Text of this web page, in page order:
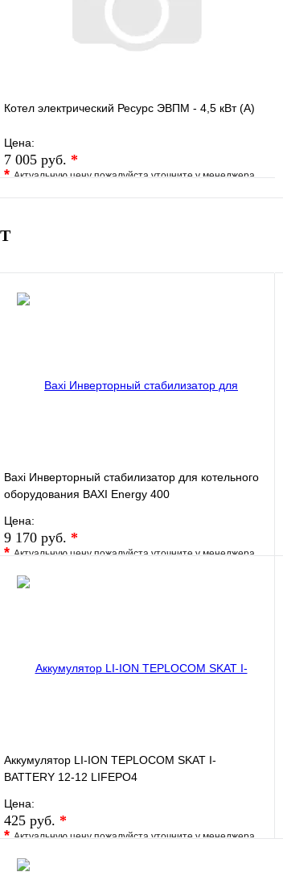
Котел электрический Ресурс ЭВПМ - 4,5 кВт (А)
Цена:
7 005 руб. *
*Актуальную цену пожалуйста уточните у менеджера
В избранное Сравнение
В корзину
Baxi Инверторный стабилизатор для котельного
оборудования BAXI Energy 400
Цена:
9 170 руб. *
*Актуальную цену пожалуйста уточните у менеджера
В избранное
Аккумулятор LI-ION TEPLOCOM SKAT I-
BATTERY 12-12 LIFEPO4
Цена:
425 руб. *
*Актуальную цену пожалуйста уточните у менеджера
В избранное